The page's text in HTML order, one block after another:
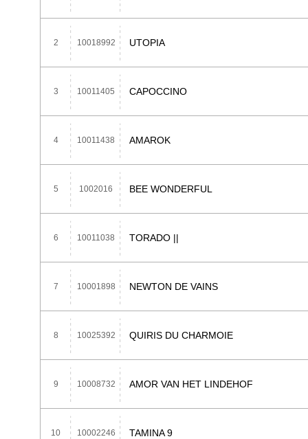
2 10018992 UTOPIA
3 10011405 CAPOCCINO
4 10011438 AMAROK
5 1002016 BEE WONDERFUL
6 10011038 TORADO ||
7 10001898 NEWTON DE VAINS
8 10025392 QUIRIS DU CHARMOIE
9 10008732 AMOR VAN HET LINDEHOF
10 10002246 TAMINA 9